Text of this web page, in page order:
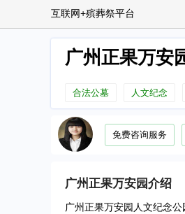
互联网+殡葬祭平台
广州正果万安
合法公墓 人文纪念
免费咨询服务
广州正果万安园介绍
广州正果万安园人文纪念